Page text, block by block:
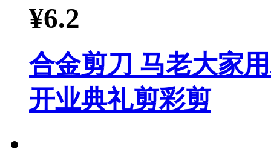
¥6.2
合金剪刀 马老大家
开业典礼剪彩剪